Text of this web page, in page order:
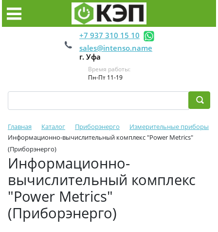
+7 937 310 15 10
sales@intenso.name
г. Уфа
Время работы:
Пн-Пт 11-19
Главная Каталог Приборэнерго
Измерительные приборы
Информационно-вычислительный комплекс "Power Metrics"
(Приборэнерго)
Информационно-
вычислительный комплекс
"Power Metrics"
(Приборэнерго)